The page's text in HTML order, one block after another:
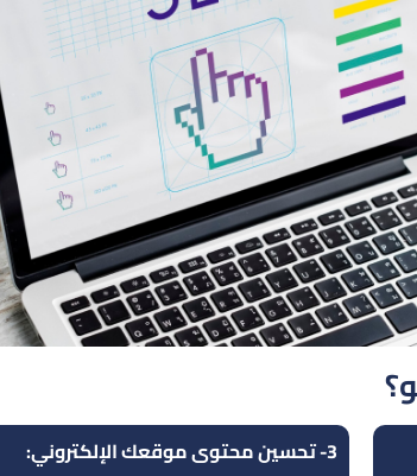
3- تحسين محتوى موقعك الإلكتروني: